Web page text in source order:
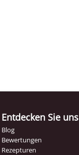
Entdecken Sie uns
Blog
Bewertungen
Rezepturen